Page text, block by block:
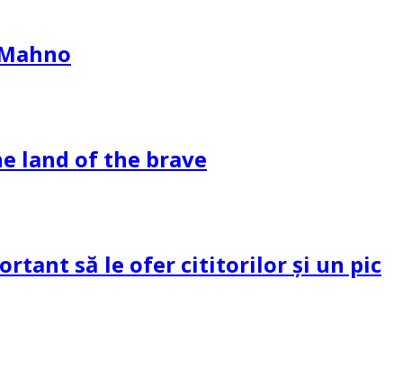
land of the brave
să le ofer cititorilor și un pic